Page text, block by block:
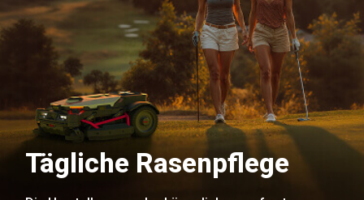
Tägliche Rasenpflege